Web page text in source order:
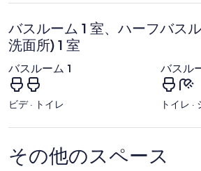
バスルーム 1 室、ハーフバス
洗面所) 1 室
バスルーム 1
ビデ · トイレ
バスル
トイレ
その他のスペース